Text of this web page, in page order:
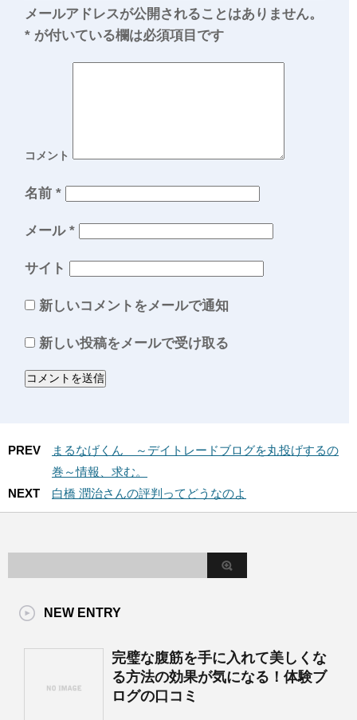
メールアドレスが公開されることはありません。
* が付いている欄は必須項目です
コメント
名前 *
メール *
サイト
新しいコメントをメールで通知
新しい投稿をメールで受け取る
PREV
まるなげくん ～デイトレードブログを丸投げするの
巻～情報、求む。
NEXT
白橋 潤治さんの評判ってどうなのよ
NEW ENTRY
完璧な腹筋を手に入れて美しくな
る方法の効果が気になる！体験ブ
ログの口コミ